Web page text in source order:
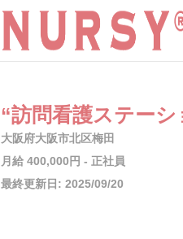
“訪問看護ステー
大阪府大阪市北区梅田
月給 400,000円 - 正社員
最終更新日: 2025/09/20